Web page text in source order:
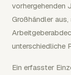
vorhergehenden
Großhändler
unterschiedliche
Ein erfasster